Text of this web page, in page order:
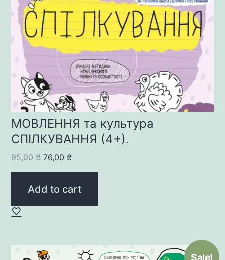
МОВЛЕННЯ та культура
СПІЛКУВАННЯ (4+).
95,00₴ Original
price
was:
76,00₴Current
price
is:
Add to cart
Sale!